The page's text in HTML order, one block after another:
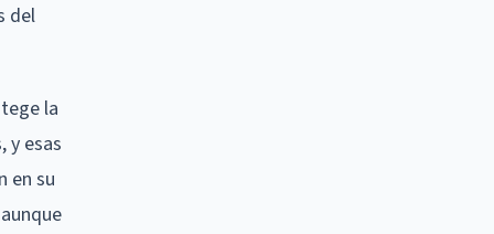
del
la
y esas
en su